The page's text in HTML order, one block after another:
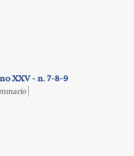
XXV - n. 7-8-9